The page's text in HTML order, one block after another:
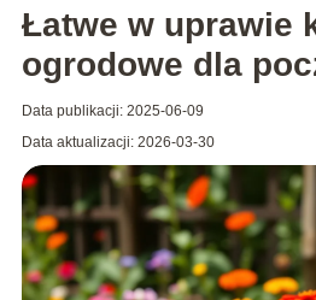
Łatwe w uprawie
ogrodowe dla
Data publikacji: 2025-06-09
Data aktualizacji: 2026-03-30